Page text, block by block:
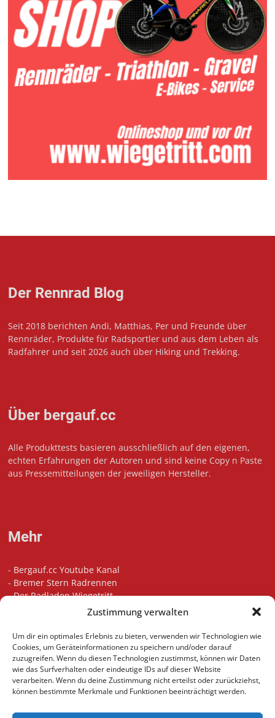
Zustimmung verwalten
Um dir ein optimales Erlebnis zu bieten, verwenden wir Technologien wie
Cookies, um Geräteinformationen zu speichern und/oder darauf
zuzugreifen. Wenn du diesen Technologien zustimmst, können wir Daten
wie das Surfverhalten oder eindeutige IDs auf dieser Website
verarbeiten. Wenn du deine Zustimmung nicht erteilst oder zurückziehst,
können bestimmte Merkmale und Funktionen beeinträchtigt werden.
Der Rennrad Blog
Seit 2018 berichten Andi, Matthias, Per und Freunde über
Rennräder, Produkte für Radsportler und aus dem Leben als
Radfahrer und seit 2026 auch über Hiking und Trekking.
Über bergauf.cc
Alle Produkttests basieren ausschließlich auf den eigenen,
echten Erfahrungen der Autoren und sind keine Copy n Paste
aus Pressemitteilungen der jeweiligen Hersteller.
Mehr
- Bergauf.cc Youtube Kanal
- Bremer Stern Radrennen
-Der Radladen Wiegetritt
Bikefitting in Bremen
-Unsere Touren auf Komoot
-Indoor Cycling Motivation Playlist